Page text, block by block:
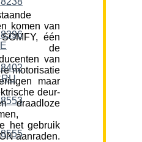
komen van
één
de
van
motorisatie
maar
deur-
draadloze
het gebruik
aanraden.